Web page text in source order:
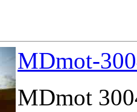
MDmot-
MDmot